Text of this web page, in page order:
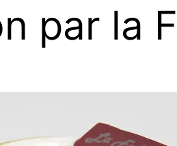
par la